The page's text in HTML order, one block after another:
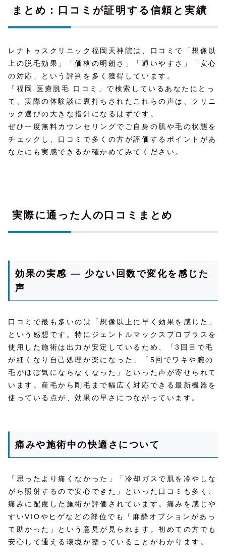
まとめ：口コミが証明する信頼と実績
レナトゥスクリニック福岡天神院は、口コミで「想像以
上の脱毛効果」「価格の明朗さ」「通いやすさ」「安心
の対応」という評判を多く獲得しています。
「福岡 医療脱毛 口コミ」で検索しているあなたにとっ
て、実際の体験談に裏打ちされたこれらの声は、クリニ
ック選びの大きな指針になるはずです。
ぜひ一度無料カウンセリングでご自身の肌や毛の状態を
チェックし、口コミで多くの方が評価するポイントがあ
なたにも実感できるか確かめてみてください。
実際に通った人の口コミまとめ
効果の実感 ― 少ない回数で変化を感じた
声
口コミで最も多いのは「想像以上に早く効果を感じた」
という感想です。特にジェントルマックスプロプラスを
使用した施術は出力が安定しているため、「3回目で毛
が細くなり自己処理が楽になった」「5回でワキや腕の
毛がほぼ気にならなくなった」といった声が寄せられて
います。産毛から剛毛まで幅広く対応できる最新機器を
使っている点が、効果の早さにつながっています。
痛みや施術中の快適さについて
「思ったより痛くなかった」「冷却ガスで肌を冷やしな
がら照射するので安心できた」といった口コミも多く、
痛みに配慮した施術が評価されています。痛みを感じや
すいVIOやヒゲなどの部位でも「麻酔オプションがあっ
て助かった」という意見が見られます。初めての方でも
安心して通える環境が整っていることがわかります。